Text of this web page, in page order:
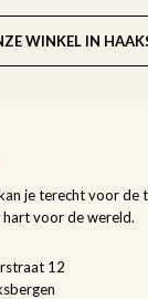
WINKEL IN
je terecht voor
voor de wereld.
12